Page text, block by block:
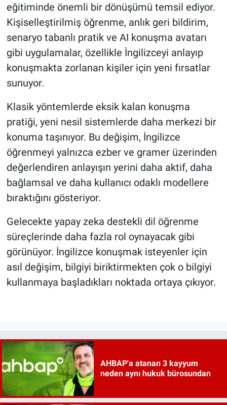
eğitiminde önemli bir dönüşümü temsil ediyor.
Kişiselleştirilmiş öğrenme, anlık geri bildirim,
senaryo tabanlı pratik ve AI konuşma avatarı
gibi uygulamalar, özellikle İngilizceyi anlayıp
konuşmakta zorlanan kişiler için yeni fırsatlar
sunuyor.
Klasik yöntemlerde eksik kalan konuşma
pratiği, yeni nesil sistemlerde daha merkezi bir
konuma taşınıyor. Bu değişim, İngilizce
öğrenmeyi yalnızca ezber ve gramer üzerinden
değerlendiren anlayışın yerini daha aktif, daha
bağlamsal ve daha kullanıcı odaklı modellere
bıraktığını gösteriyor.
Gelecekte yapay zeka destekli dil öğrenme
süreçlerinde daha fazla rol oynayacak gibi
görünüyor. İngilizce konuşmak isteyenler için
asıl değişim, bilgiyi biriktirmekten çok o bilgiyi
kullanmaya başladıkları noktada ortaya çıkıyor.
AHBAP'a atanan 3 kayyum
neden aynı hukuk bürosundan